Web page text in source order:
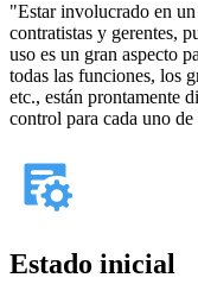
"Estar involucrado en
contratistas y gerentes,
uso es un gran aspecto
todas las funciones, los
etc., están prontamente
control para cada uno
Estado inicial